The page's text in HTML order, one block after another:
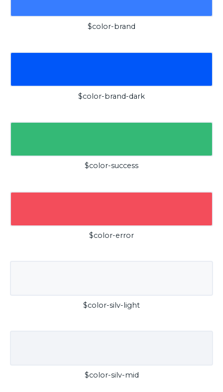
$color-brand
$color-brand-dark
$color-success
$color-error
$color-silv-light
$color-silv-mid